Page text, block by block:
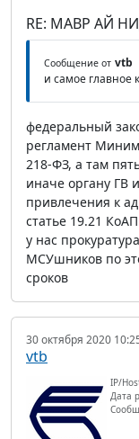
RE: МАВР АЙ
Сообщение от vtb
и самое главное
федеральный
регламент
218-ФЗ, а там
иначе органу ГВ
привлечения к
статье 19.21 КоАП
у нас
МСУшников по
сроков
30 октября 2020
vtb
IP/
Дата